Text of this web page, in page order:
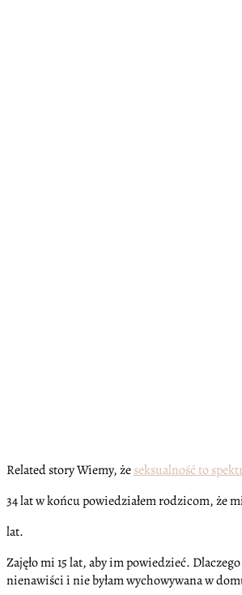
Related story Wiemy, żeseksualność to
34 lat w końcu powiedziałem rodzicom, że
lat.
Zajęło mi 15 lat, aby im powiedzieć.
nienawiści i nie byłam wychowywana w